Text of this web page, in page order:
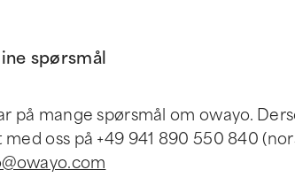
spørsmål
på mange spørsmål om owayo.
oss på +49 941 890 550 840